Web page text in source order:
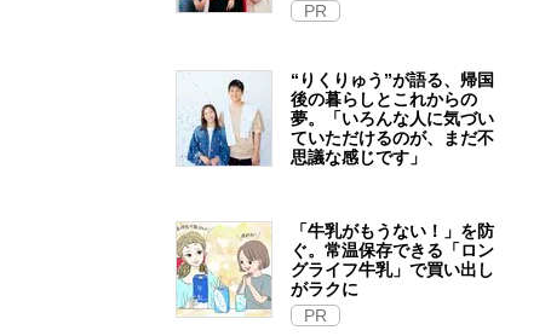
PR
“りくりゅう”が語る、帰国
後の暮らしとこれからの
夢。「いろんな人に気づい
ていただけるのが、まだ不
思議な感じです」
「牛乳がもうない！」を防
ぐ。常温保存できる「ロン
グライフ牛乳」で買い出し
がラクに
PR